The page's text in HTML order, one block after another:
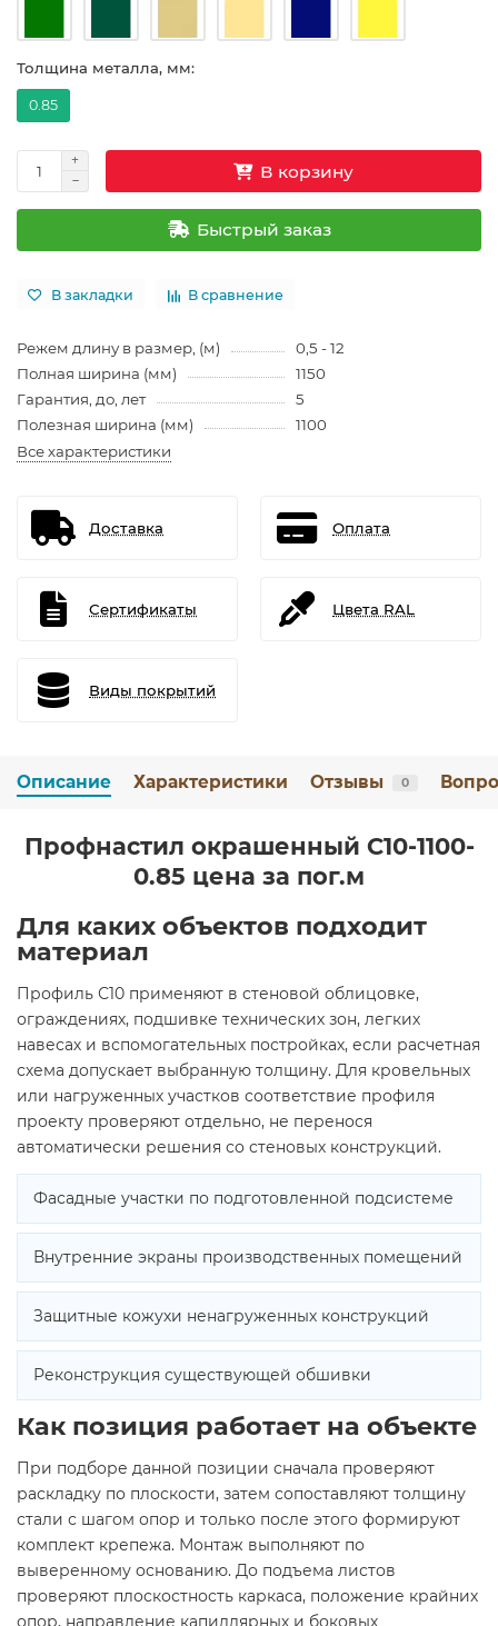
Толщина металла, мм:
0.85
В корзину
Быстрый заказ
В закладки В сравнение
Режем длину в размер, (м)
0,5 - 12
Полная ширина (мм)
1150
Гарантия, до, лет
5
Полезная ширина (мм)
1100
Все характеристики
Доставка Оплата
Сертификаты Цвета RAL
Виды покрытий
Описание Характеристики Отзывы 0
Профнастил окрашенный С10-1100-
0.85 цена за пог.м
Для каких объектов подходит
материал
Профиль С10 применяют в стеновой облицовке,
ограждениях, подшивке технических зон, легких
навесах и вспомогательных постройках, если расчетная
схема допускает выбранную толщину. Для кровельных
или нагруженных участков соответствие профиля
проекту проверяют отдельно, не перенося
автоматически решения со стеновых конструкций.
Фасадные участки по подготовленной подсистеме
Внутренние экраны производственных помещений
Защитные кожухи ненагруженных конструкций
Реконструкция существующей обшивки
Как позиция работает на объекте
При подборе данной позиции сначала проверяют
раскладку по плоскости, затем сопоставляют толщину
стали с шагом опор и только после этого формируют
комплект крепежа. Монтаж выполняют по
выверенному основанию. До подъема листов
проверяют плоскостность каркаса, положение крайних
опор, направление капиллярных и боковых